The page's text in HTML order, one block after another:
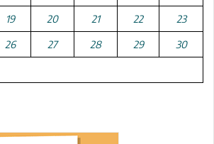
19 20 21 22 23
26 27 28 29 30